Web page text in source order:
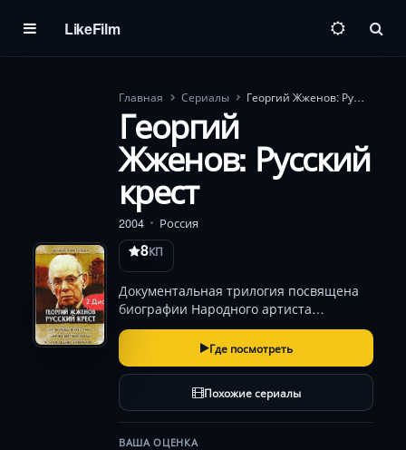
LikeFilm
Главная Сериалы Георгий Жженов: Русский крест
Георгий
Жженов: Русский
крест
2004 Россия
8КП
Документальная трилогия посвящена
биографии Народного артиста
Советского Союза актера Георгия
Где посмотреть
Похожие сериалы
ВАША ОЦЕНКА